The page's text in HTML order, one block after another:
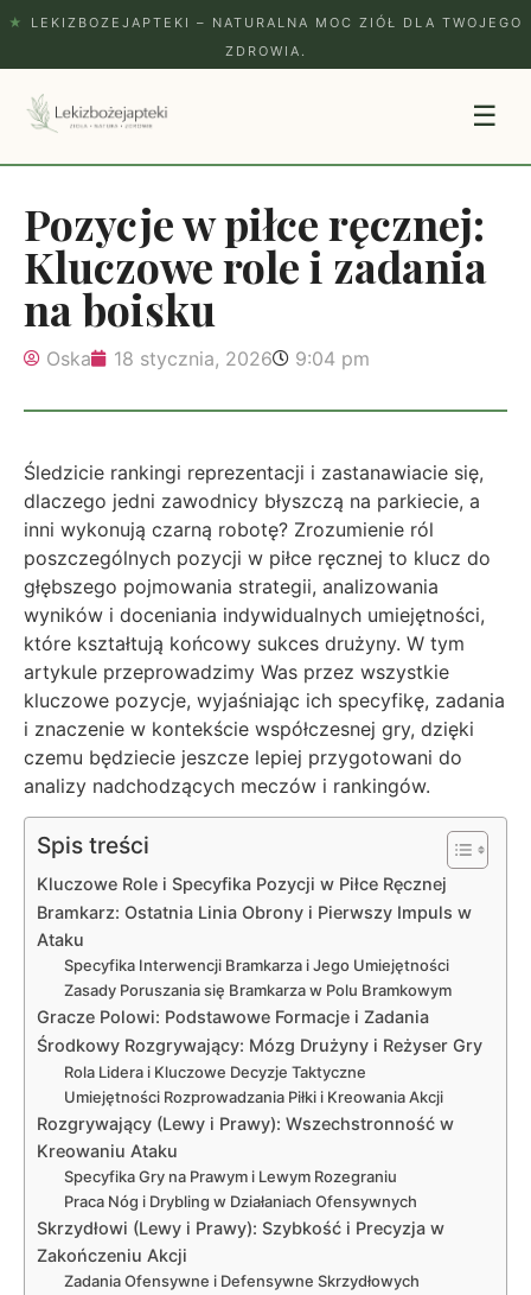
★
LEKIZBOZEJAPTEKI – NATURALNA MOC ZIÓŁ DLA TWOJEGO
ZDROWIA.
☰
Pozycje w piłce ręcznej:
Kluczowe role i zadania
na boisku
Oska 18 stycznia, 2026 9:04 pm
Śledzicie rankingi reprezentacji i zastanawiacie się,
dlaczego jedni zawodnicy błyszczą na parkiecie, a
inni wykonują czarną robotę? Zrozumienie ról
poszczególnych pozycji w piłce ręcznej to klucz do
głębszego pojmowania strategii, analizowania
wyników i doceniania indywidualnych umiejętności,
które kształtują końcowy sukces drużyny. W tym
artykule przeprowadzimy Was przez wszystkie
kluczowe pozycje, wyjaśniając ich specyfikę, zadania
i znaczenie w kontekście współczesnej gry, dzięki
czemu będziecie jeszcze lepiej przygotowani do
analizy nadchodzących meczów i rankingów.
Spis treści
Kluczowe Role i Specyfika Pozycji w Piłce Ręcznej
Bramkarz: Ostatnia Linia Obrony i Pierwszy Impuls w
Ataku
Specyfika Interwencji Bramkarza i Jego Umiejętności
Zasady Poruszania się Bramkarza w Polu Bramkowym
Gracze Polowi: Podstawowe Formacje i Zadania
Środkowy Rozgrywający: Mózg Drużyny i Reżyser Gry
Rola Lidera i Kluczowe Decyzje Taktyczne
Umiejętności Rozprowadzania Piłki i Kreowania Akcji
Rozgrywający (Lewy i Prawy): Wszechstronność w
Kreowaniu Ataku
Specyfika Gry na Prawym i Lewym Rozegraniu
Praca Nóg i Drybling w Działaniach Ofensywnych
Skrzydłowi (Lewy i Prawy): Szybkość i Precyzja w
Zakończeniu Akcji
Zadania Ofensywne i Defensywne Skrzydłowych